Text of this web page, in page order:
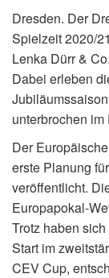
Dresden. Der
Spielzeit 2020/
Lenka Dürr &
Dabei erleben
unterbrochen
Der
erste Planung
veröffentlicht.
Europapokal-
Trotz haben
Start im
CEV Cup,